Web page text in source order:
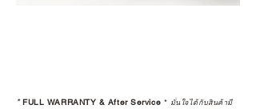
*FULL WARRANTY & After Service * มั่นใจได้กับสินค้ามี